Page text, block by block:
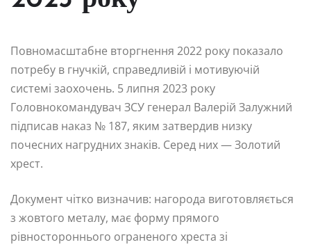
Повномасштабне вторгнення 2022 року показало
потребу в гнучкій, справедливій і мотивуючій
системі заохочень. 5 липня 2023 року
Головнокомандувач ЗСУ генерал Валерій Залужний
підписав наказ № 187, яким затвердив низку
почесних нагрудних знаків. Серед них — Золотий
хрест.
Документ чітко визначив: нагорода виготовляється
з жовтого металу, має форму прямого
рівностороннього ограненого хреста зі